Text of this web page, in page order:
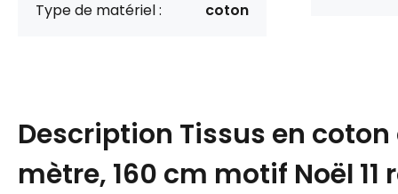
Type de matériel : coton
Description Tissus en coton
mètre, 160 cm motif Noël 11